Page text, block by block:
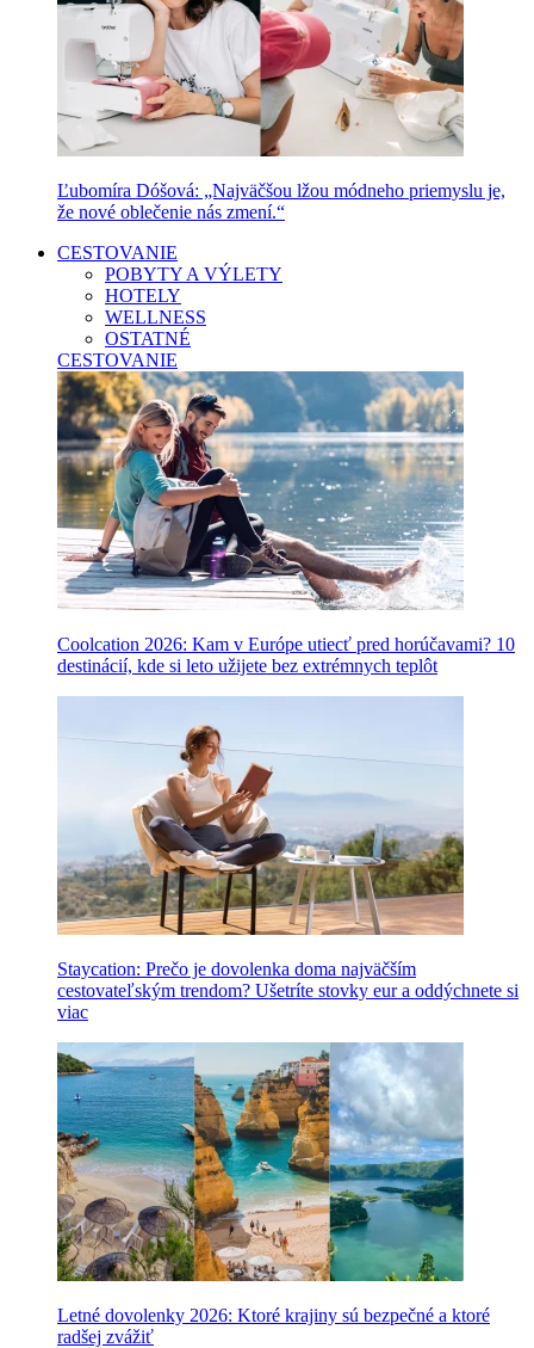
Ľubomíra Dóšová: „Najväčšou lžou módneho priemyslu je,
že nové oblečenie nás zmení.“
CESTOVANIE
POBYTY A VÝLETY
HOTELY
WELLNESS
OSTATNÉ
CESTOVANIE
Coolcation 2026: Kam v Európe utiecť pred horúčavami? 10
destinácií, kde si leto užijete bez extrémnych teplôt
Staycation: Prečo je dovolenka doma najväčším
cestovateľským trendom? Ušetríte stovky eur a oddýchnete si
viac
Letné dovolenky 2026: Ktoré krajiny sú bezpečné a ktoré
radšej zvážiť